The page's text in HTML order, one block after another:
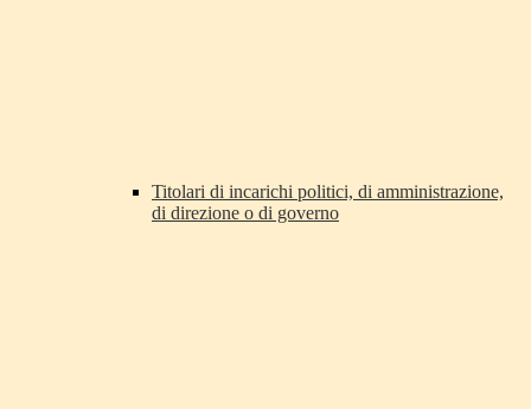
Titolari di incarichi politici, di amministrazione,
di direzione o di governo